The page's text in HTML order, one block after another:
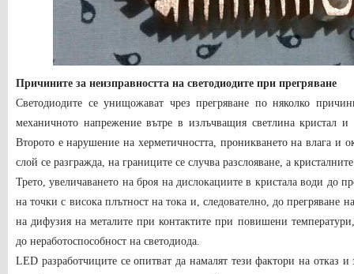
Причините за неизправността на светодиодите при прегряване
Светодиодите се унищожават чрез прегряване по няколко
механичното напрежение вътре в излъчващия светлина кристал
Второто е нарушение на херметичността, проникването на влага и
слой се разгражда, на границите се случва разслояване, а
Трето, увеличаването на броя на дислокациите в кристала води до
на точки с висока плътност на тока и, следователно, до прегряване
на дифузия на металите при контактите при повишени
до неработоспособност на светодиода.
LED разработчиците се опитват да намалят тези фактори на отказ и